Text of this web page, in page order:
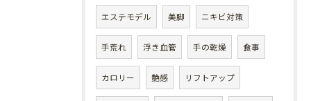
エステモデル 美脚 ニキビ対策
手荒れ 浮き血管 手の乾燥 食事
カロリー 艶感 リフトアップ